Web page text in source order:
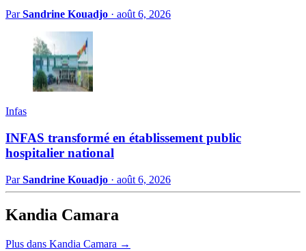
ParSandrine Kouadjo · août 6, 2026
Infas
INFAS transformé en établissement public
hospitalier national
ParSandrine Kouadjo · août 6, 2026
Kandia Camara
Plus dans Kandia Camara →